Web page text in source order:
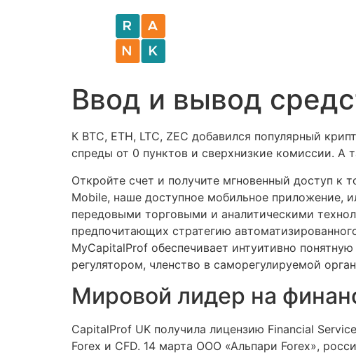
Ввод и вывод
К BTC, ETH, LTC, ZEC добавился популярный
спреды от 0 пунктов и сверхнизкие комиссии. А
Откройте счет и получите мгновенный доступ к
Mobile, наше доступное мобильное приложение,
передовыми торговыми и аналитическими
предпочитающих стратегию
MyCapitalProf обеспечивает интуитивно
регулятором, членство в саморегулируемой
Мировой лидер на
CapitalProf UK получила лицензию Financial
Forex и CFD. 14 марта ООО «Альпари Forex»,